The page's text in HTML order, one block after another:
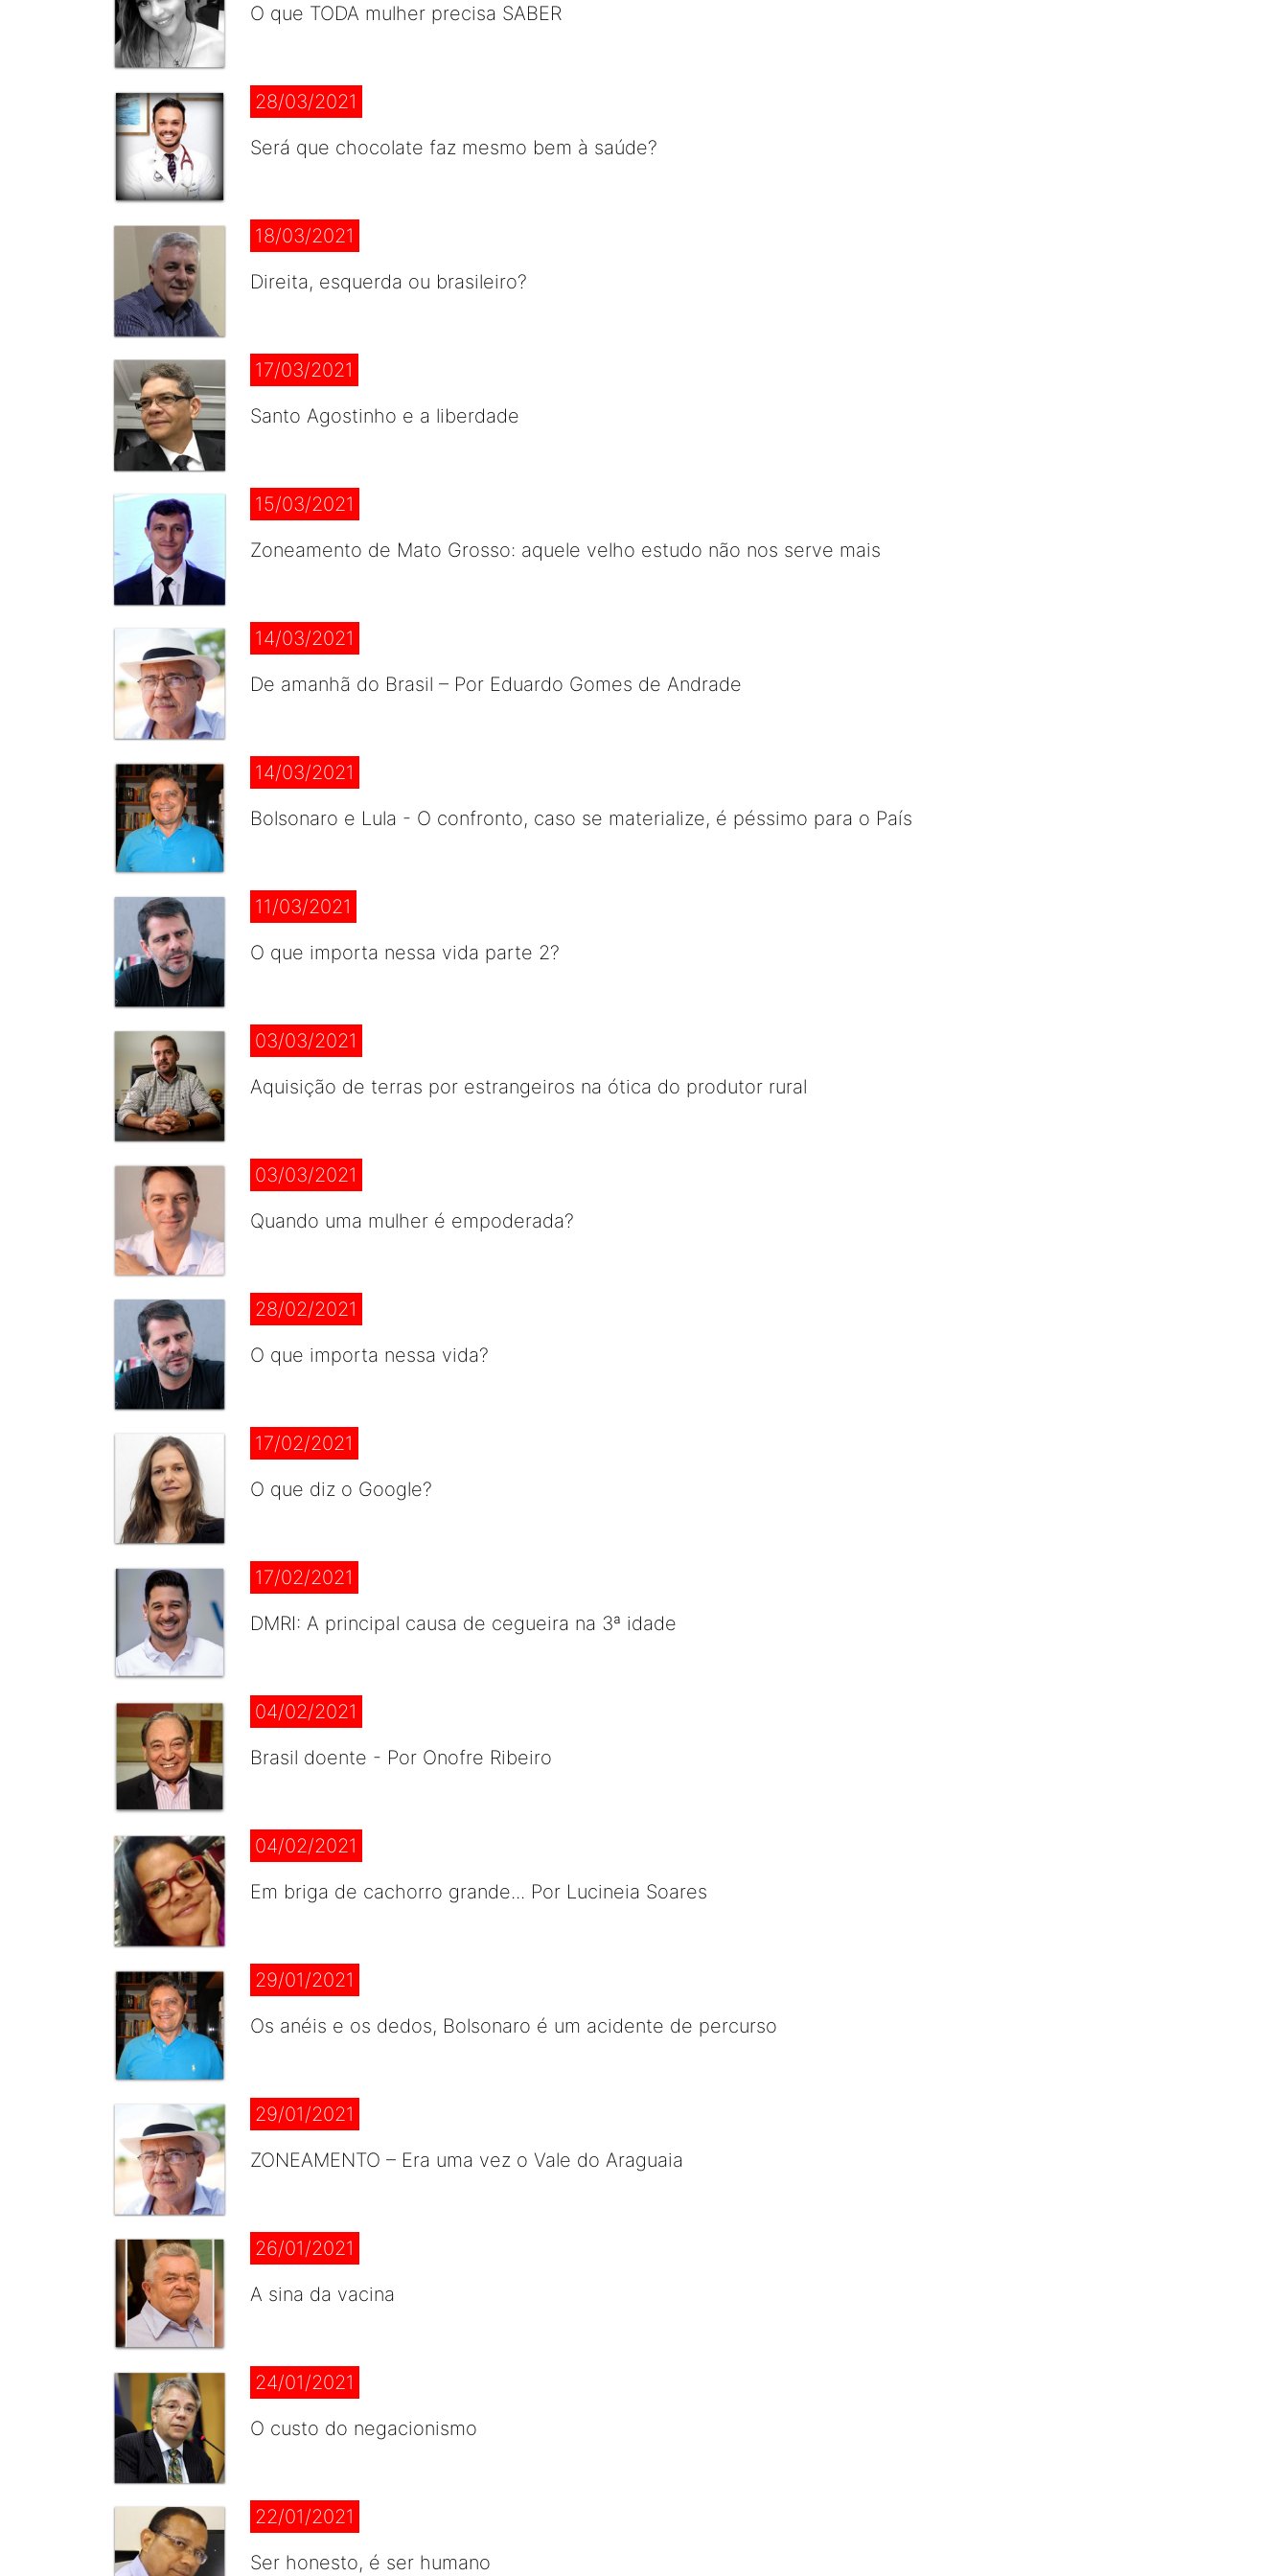
O que TODA mulher precisa SABER
28/03/2021
Será que chocolate faz mesmo bem à saúde?
18/03/2021
Direita, esquerda ou brasileiro?
17/03/2021
Santo Agostinho e a liberdade
15/03/2021
Zoneamento de Mato Grosso: aquele velho estudo não nos serve mais
14/03/2021
De amanhã do Brasil – Por Eduardo Gomes de Andrade
14/03/2021
Bolsonaro e Lula - O confronto, caso se materialize, é péssimo para o País
11/03/2021
O que importa nessa vida parte 2?
03/03/2021
Aquisição de terras por estrangeiros na ótica do produtor rural
03/03/2021
Quando uma mulher é empoderada?
28/02/2021
O que importa nessa vida?
17/02/2021
O que diz o Google?
17/02/2021
DMRI: A principal causa de cegueira na 3ª idade
04/02/2021
Brasil doente - Por Onofre Ribeiro
04/02/2021
Em briga de cachorro grande... Por Lucineia Soares
29/01/2021
Os anéis e os dedos, Bolsonaro é um acidente de percurso
29/01/2021
ZONEAMENTO – Era uma vez o Vale do Araguaia
26/01/2021
A sina da vacina
24/01/2021
O custo do negacionismo
22/01/2021
Ser honesto, é ser humano